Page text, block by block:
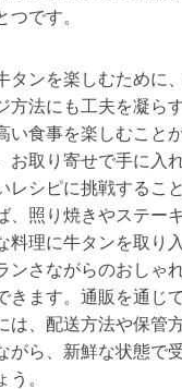
つです。
タンを楽しむために
方法にも工夫を凝ら
い食事を楽しむこと
お取り寄せで手に入
レシピに挑戦するこ
、照り焼きやステー
料理に牛タンを取り
ンさながらのおしゃ
きます。通販を通じ
は、配送方法や保管
がら、新鮮な状態で
う。